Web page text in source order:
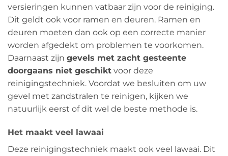
versieringen kunnen vatbaar zijn voor de reiniging.
Dit geldt ook voor ramen en deuren. Ramen en
deuren moeten dan ook op een correcte manier
worden afgedekt om problemen te voorkomen.
Daarnaast zijn gevels met zacht gesteente
doorgaans niet geschikt voor deze
reinigingstechniek. Voordat we besluiten om uw
gevel met zandstralen te reinigen, kijken we
natuurlijk eerst of dit wel de beste methode is.
Het maakt veel lawaai
Deze reinigingstechniek maakt ook veel lawaai. Dit